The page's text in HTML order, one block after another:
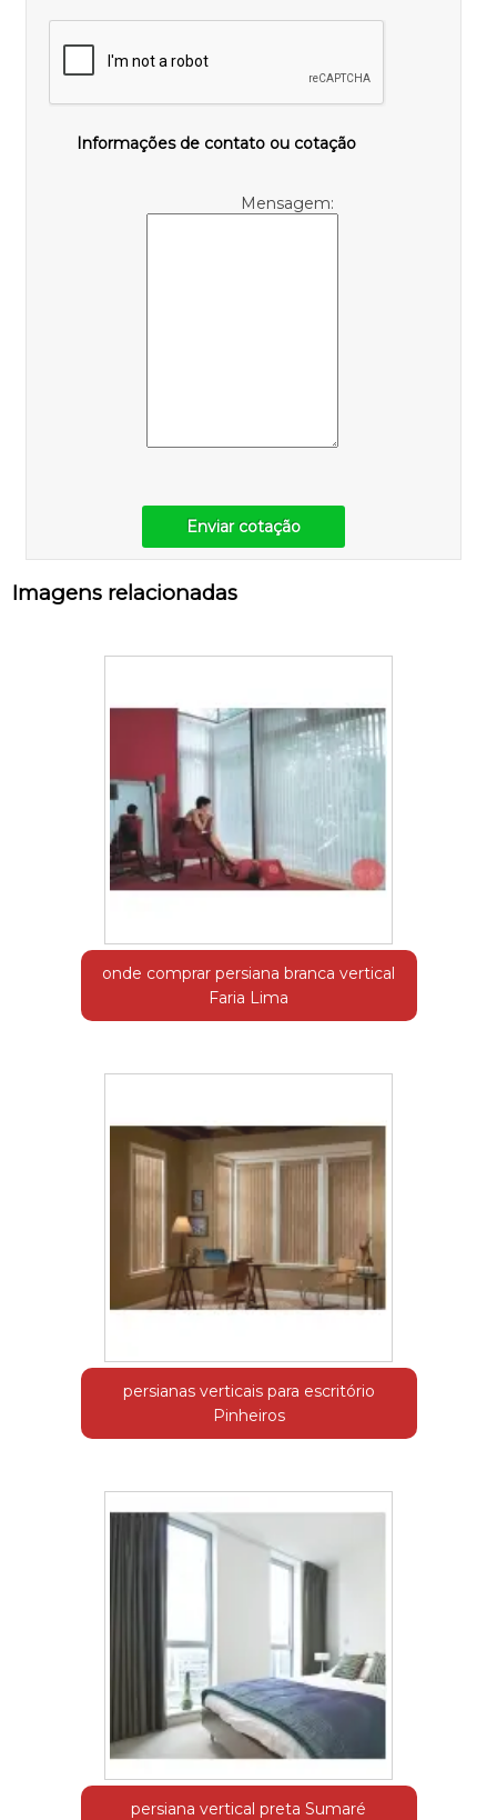
Informações de contato ou cotação
Mensagem:
Enviar cotação
Imagens relacionadas
onde comprar persiana branca vertical
Faria Lima
persianas verticais para escritório
Pinheiros
persiana vertical preta Sumaré